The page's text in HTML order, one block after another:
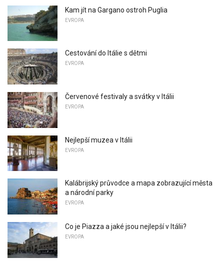
Kam jít na Gargano ostroh Puglia
EVROPA
Cestování do Itálie s dětmi
EVROPA
Červenové festivaly a svátky v Itálii
EVROPA
Nejlepší muzea v Itálii
EVROPA
Kalábrijský průvodce a mapa zobrazující města
a národní parky
EVROPA
Co je Piazza a jaké jsou nejlepší v Itálii?
EVROPA